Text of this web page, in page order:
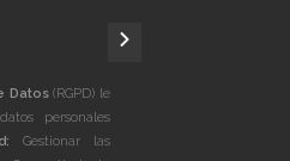
Datos(RGPD) le
personales
Gestionar las